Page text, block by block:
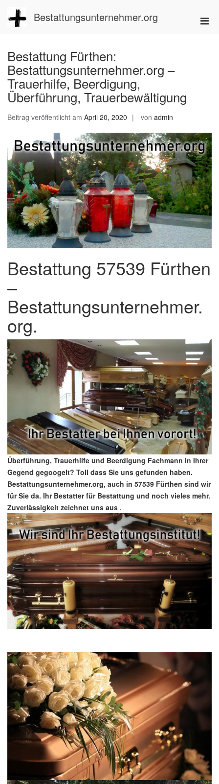
Inhalt
springen
Bestattungsunternehmer.org
Bestattung Fürthen:
Bestattungsunternehmer.org –
Trauerhilfe, Beerdigung,
Überführung, Trauerbewältigung
Beitrag veröffentlicht am April 20, 2020 von admin
Bestattung 57539 Fürthen
–
Bestattungsunternehmer.
org.
Überführung, Trauerhilfe und Beerdigung Fachmann in Ihrer
Gegend gegoogelt? Toll dass Sie uns gefunden haben.
Bestattungsunternehmer.org, auch in 57539 Fürthen sind wir
für Sie da. Ihr Bestatter für Bestattung und noch vieles mehr.
Zuverlässigkeit zeichnet uns aus .